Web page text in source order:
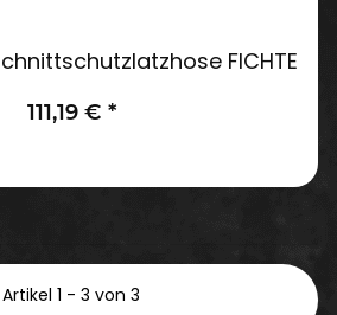
FICHTE
111,19 € *
Artikel 1 - 3 von 3